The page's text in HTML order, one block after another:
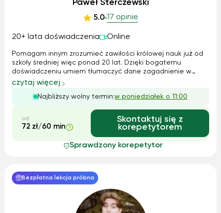
Paweł Sterczewski
5.0 17 opinie
20+ lata doświadczenia Online
Pomagam innym zrozumieć zawiłości królowej nauk już od
szkoły średniej więc ponad 20 lat. Dzięki bogatemu
doświadczeniu umiem tłumaczyć dane zagadnienie w
bardzo przystępny sposób odnosząc się często do
doświadczeń ucznia i jego zainteresowań. Układam
autorskie zadania "Matematyka w życiu", które po...
czytaj więcej
Najbliższy wolny termin:w poniedziałek o 11:00
od
72 zł/60 min
Skontaktuj się z
korepetytorem
Sprawdzony korepetytor
Bezpłatna lekcja próbna